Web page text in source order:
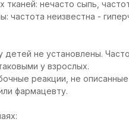
нечасто сыпь,
неизвестна -
не установлены.
у взрослых.
реакции, не
фармацевту.